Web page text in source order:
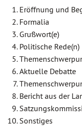
Eröffnung und
Formalia
Grußwort(e)
Politische Rede(n)
Aktuelle Debatte
Bericht aus der
Sonstiges